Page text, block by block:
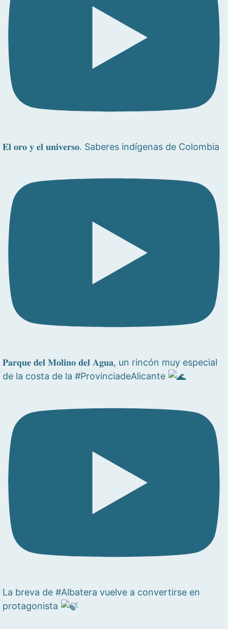
𝐄𝐥 𝐨𝐫𝐨 𝐲 𝐞𝐥 𝐮𝐧𝐢𝐯𝐞𝐫𝐬𝐨. Saberes indígenas de Colombia
𝐏𝐚𝐫𝐪𝐮𝐞 𝐝𝐞𝐥 𝐌𝐨𝐥𝐢𝐧𝐨 𝐝𝐞𝐥 𝐀𝐠𝐮𝐚, un rincón muy especial
de la costa de la #ProvinciadeAlicante
La breva de #Albatera vuelve a convertirse en
protagonista